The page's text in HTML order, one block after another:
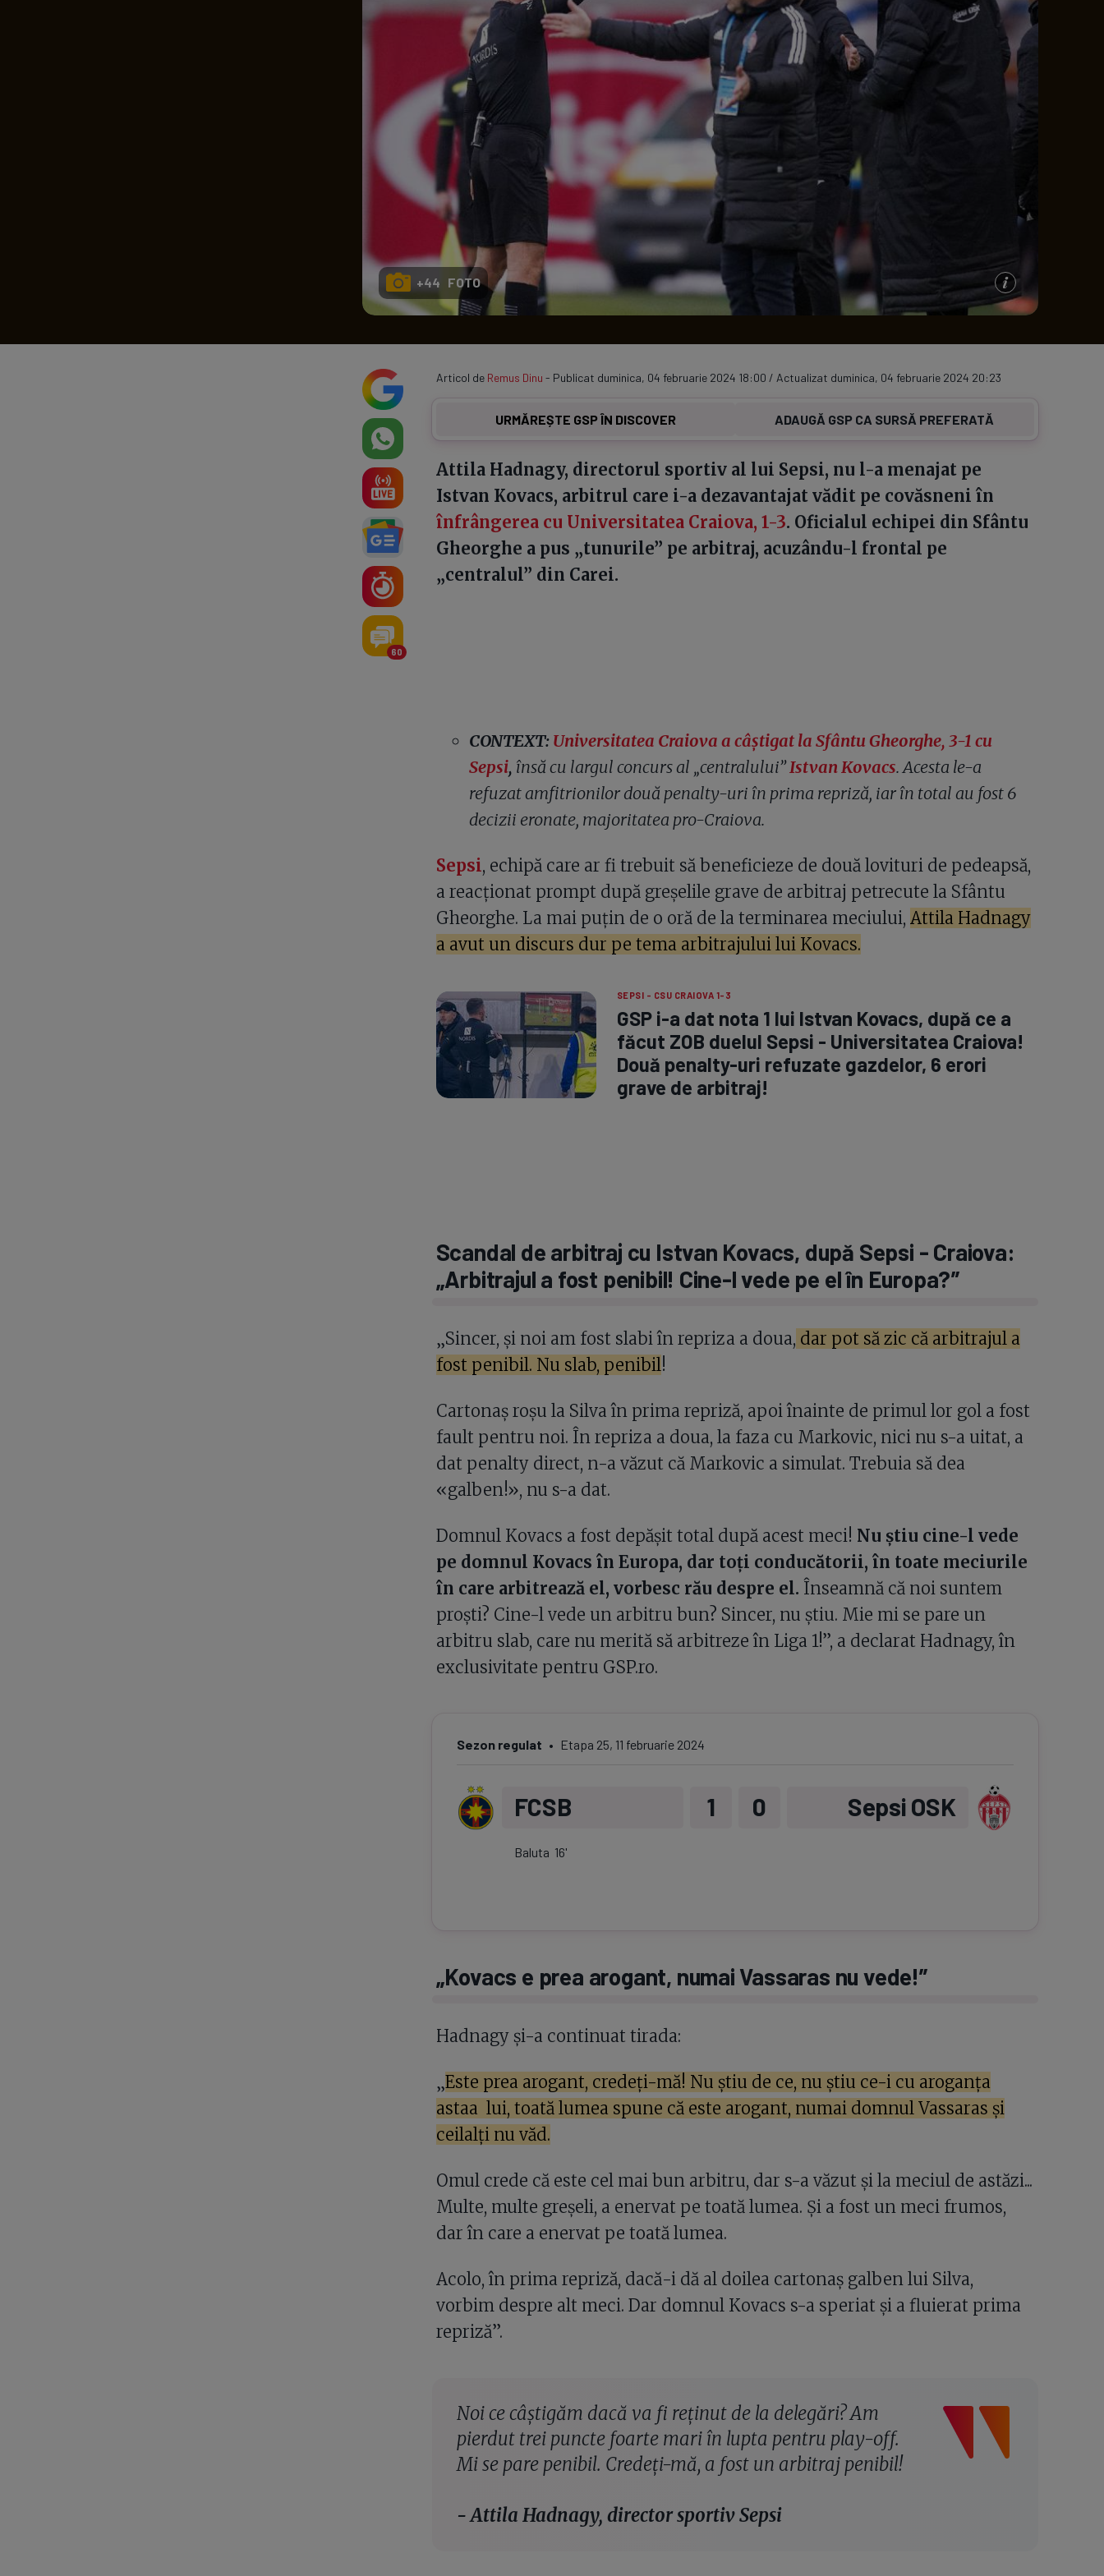
Serie A
Echipe Meciuri Clasament
+44 FOTO
60
Articol de Remus Dinu - Publicat duminica, 04 februarie 2024 18:00 / Actualizat duminica, 04 februarie 2024 20:23
URMĂREȘTE GSP ÎN DISCOVER ADAUGĂ GSP CA SURSĂ PREFERATĂ
Attila Hadnagy, directorul sportiv al lui Sepsi, nu l-a menajat pe
Istvan Kovacs, arbitrul care i-a dezavantajat vădit pe covăsneni în
înfrângerea cu Universitatea Craiova, 1-3. Oficialul echipei din Sfântu
Gheorghe a pus „tunurile” pe arbitraj, acuzându-l frontal pe
„centralul” din Carei.
CONTEXT: Universitatea Craiova a câștigat la Sfântu Gheorghe, 3-1 cu
Sepsi, însă cu largul concurs al „centralului”Istvan Kovacs. Acesta le-a
refuzat amfitrionilor două penalty-uri în prima repriză, iar în total au fost 6
decizii eronate, majoritatea pro-Craiova.
Sepsi, echipă care ar fi trebuit să beneficieze de două lovituri de pedeapsă,
a reacționat prompt după greșelile grave de arbitraj petrecute la Sfântu
Gheorghe. La mai puțin de o oră de la terminarea meciului, Attila Hadnagy
a avut un discurs dur pe tema arbitrajului lui Kovacs.
SEPSI - CSU CRAIOVA 1-3
GSP i-a dat nota 1 lui Istvan Kovacs, după ce a
făcut ZOB duelul Sepsi - Universitatea Craiova!
Două penalty-uri refuzate gazdelor, 6 erori
grave de arbitraj!
Scandal de arbitraj cu Istvan Kovacs, după Sepsi - Craiova:
„Arbitrajul a fost penibil! Cine-l vede pe el în Europa?”
„Sincer, și noi am fost slabi în repriza a doua, dar pot să zic că arbitrajul a
fost penibil. Nu slab, penibil !
Cartonaș roșu la Silva în prima repriză, apoi înainte de primul lor gol a fost
fault pentru noi. În repriza a doua, la faza cu Markovic, nici nu s-a uitat, a
dat penalty direct, n-a văzut că Markovic a simulat. Trebuia să dea
«galben!», nu s-a dat.
Domnul Kovacs a fost depășit total după acest meci! Nu știu cine-l vede
pe domnul Kovacs în Europa, dar toți conducătorii, în toate meciurile
în care arbitrează el, vorbesc rău despre el. Înseamnă că noi suntem
proști? Cine-l vede un arbitru bun? Sincer, nu știu. Mie mi se pare un
arbitru slab, care nu merită să arbitreze în Liga 1!”, a declarat Hadnagy, în
exclusivitate pentru GSP.ro.
Sezon regulat Etapa 25, 11 februarie 2024
Baluta 16'
FCSB 1 Sepsi OSK
0
„Kovacs e prea arogant, numai Vassaras nu vede!”
Hadnagy și-a continuat tirada:
„Este prea arogant, credeți-mă! Nu știu de ce, nu știu ce-i cu aroganța
astaa lui, toată lumea spune că este arogant, numai domnul Vassaras și
ceilalți nu văd.
Omul crede că este cel mai bun arbitru, dar s-a văzut și la meciul de astăzi...
Multe, multe greșeli, a enervat pe toată lumea. Și a fost un meci frumos,
dar în care a enervat pe toată lumea.
Acolo, în prima repriză, dacă-i dă al doilea cartonaș galben lui Silva,
vorbim despre alt meci. Dar domnul Kovacs s-a speriat și a fluierat prima
repriză”.
Noi ce câștigăm dacă va fi reținut de la delegări? Am
pierdut trei puncte foarte mari în lupta pentru play-off.
Mi se pare penibil. Credeți-mă, a fost un arbitraj penibil!
- Attila Hadnagy, director sportiv Sepsi